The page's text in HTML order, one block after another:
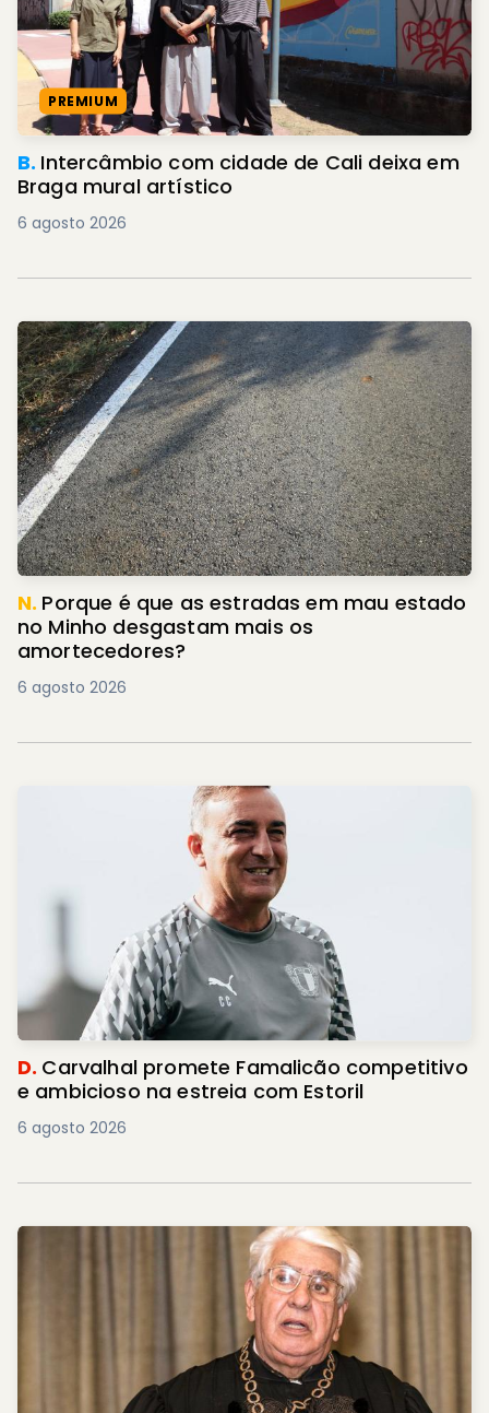
PREMIUM
B. Intercâmbio com cidade de Cali deixa em
Braga mural artístico
6 agosto 2026
N. Porque é que as estradas em mau estado
no Minho desgastam mais os
amortecedores?
6 agosto 2026
D. Carvalhal promete Famalicão competitivo
e ambicioso na estreia com Estoril
6 agosto 2026